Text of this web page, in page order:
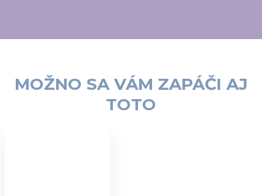
MOŽNO SA VÁM ZAPÁČI AJ
TOTO